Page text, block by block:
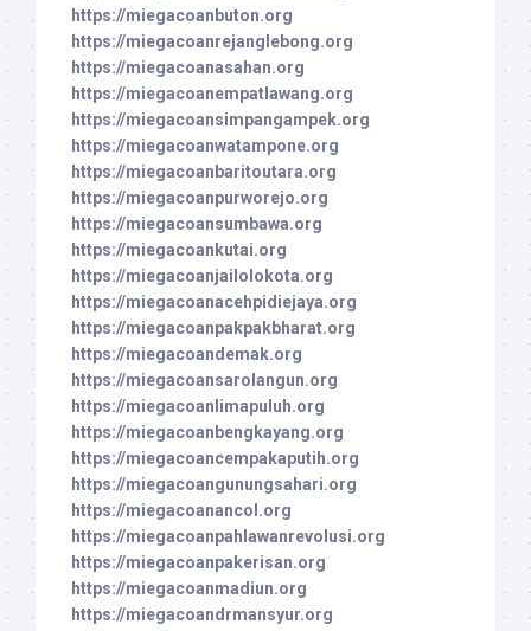
https://miegacoanbuton.org
https://miegacoanrejanglebong.org
https://miegacoanasahan.org
https://miegacoanempatlawang.org
https://miegacoansimpangampek.org
https://miegacoanwatampone.org
https://miegacoanbaritoutara.org
https://miegacoanpurworejo.org
https://miegacoansumbawa.org
https://miegacoankutai.org
https://miegacoanjailolokota.org
https://miegacoanacehpidiejaya.org
https://miegacoanpakpakbharat.org
https://miegacoandemak.org
https://miegacoansarolangun.org
https://miegacoanlimapuluh.org
https://miegacoanbengkayang.org
https://miegacoancempakaputih.org
https://miegacoangunungsahari.org
https://miegacoanancol.org
https://miegacoanpahlawanrevolusi.org
https://miegacoanpakerisan.org
https://miegacoanmadiun.org
https://miegacoandrmansyur.org